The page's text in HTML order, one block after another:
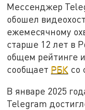
Мессенджер
обошел
ежемесячному
старше 12 лет в
общем рейтинге
сообщает РБК со
В январе 2025
Telegram